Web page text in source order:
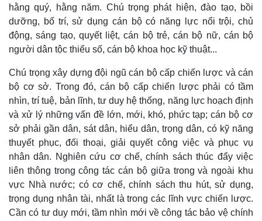
hằng quý, hằng năm. Chú trọng phát hiện, đào tạo, bồi
dưỡng, bố trí, sử dụng cán bộ có năng lực nổi trội, chủ
động, sáng tạo, quyết liệt, cán bộ trẻ, cán bộ nữ, cán bộ
người dân tộc thiểu số, cán bộ khoa học kỹ thuật...
Chú trọng xây dựng đội ngũ cán bộ cấp chiến lược và cán
bộ cơ sở. Trong đó, cán bộ cấp chiến lược phải có tầm
nhìn, trí tuệ, bản lĩnh, tư duy hệ thống, năng lực hoạch định
và xử lý những vấn đề lớn, mới, khó, phức tạp; cán bộ cơ
sở phải gần dân, sát dân, hiểu dân, trọng dân, có kỹ năng
thuyết phục, đối thoại, giải quyết công việc và phục vụ
nhân dân. Nghiên cứu cơ chế, chính sách thúc đẩy việc
liên thông trong công tác cán bộ giữa trong và ngoài khu
vực Nhà nước; có cơ chế, chính sách thu hút, sử dụng,
trọng dụng nhân tài, nhất là trong các lĩnh vực chiến lược.
Cần có tư duy mới, tầm nhìn mới về công tác bảo vệ chính